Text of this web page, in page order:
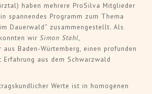
haben mehrere ProSilva Mitglieder
spannendes Programm zum Thema
Dauerwald“ zusammengestellt. Als
wir Simon Stahl,
Baden-Würtemberg, einen profunden
aus dem Schwarzwald
Werte ist in homogenen